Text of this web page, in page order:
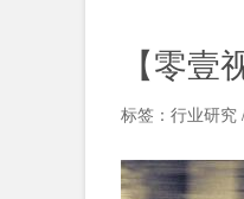
【零
标签：行业研究